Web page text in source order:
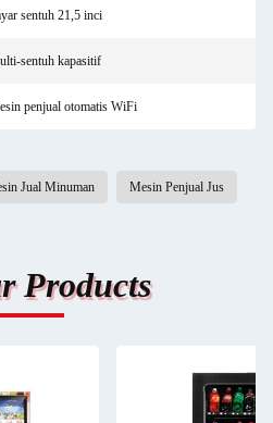
sentuh 21,5 inci
sentuh kapasitif
penjual otomatis WiFi
Jual Minuman Mesin Penjual Jus
Products